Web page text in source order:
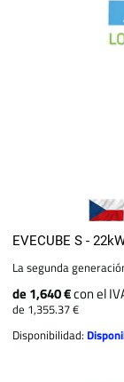
EVECUBE S -
La segunda
de 1,640 €con el
de 1,355.37 €
Disponibilidad: